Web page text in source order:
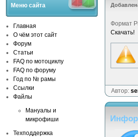
Меню сайта
Главная
О чём этот сайт
Форум
Статьи
FAQ по мотоциклу
FAQ по форуму
Год по № рамы
Ссылки
Файлы
Мануалы и
микрофиши
Техподдержка
Формат
Скачать!
Автор: